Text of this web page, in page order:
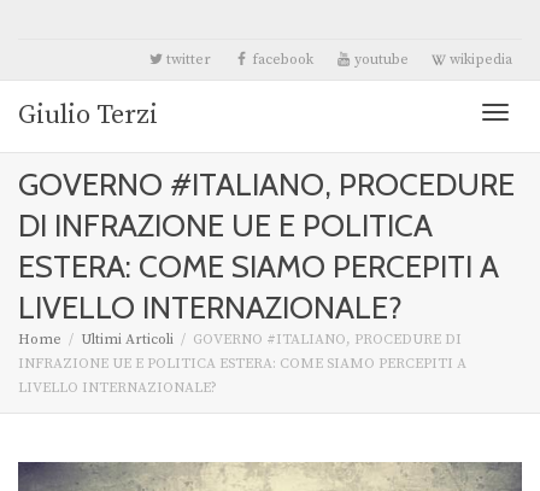
twitter facebook youtube wikipedia
Giulio Terzi
GOVERNO #ITALIANO, PROCEDURE
DI INFRAZIONE UE E POLITICA
ESTERA: COME SIAMO PERCEPITI A
LIVELLO INTERNAZIONALE?
Home Ultimi Articoli
GOVERNO #ITALIANO, PROCEDURE DI
INFRAZIONE UE E POLITICA ESTERA: COME SIAMO PERCEPITI A
LIVELLO INTERNAZIONALE?